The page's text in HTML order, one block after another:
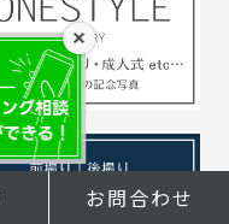
×
お問合わせ